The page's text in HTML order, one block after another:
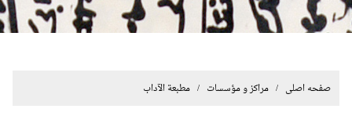
صفحه اصلی / مراکز و مؤسسات / مطبعة الآداب